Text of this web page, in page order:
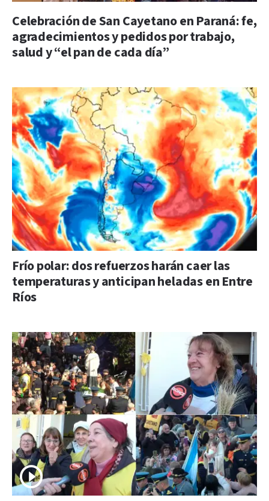
Celebración de San Cayetano en Paraná: fe,
agradecimientos y pedidos por trabajo,
salud y “el pan de cada día”
Frío polar: dos refuerzos harán caer las
temperaturas y anticipan heladas en Entre
Ríos